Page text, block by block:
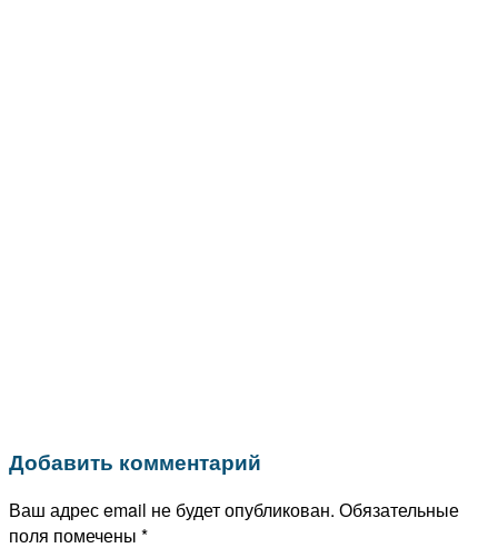
Добавить комментарий
Ваш адрес email не будет опубликован. Обязательные
поля помечены *